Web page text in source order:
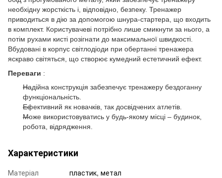
необхідну жорсткість і, відповідно, безпеку. Тренажер
приводиться в дію за допомогою шнура-стартера, що входить
в комплект. Користувачеві потрібно лише смикнути за нього, а
потім рухами кисті розігнати до максимальної швидкості.
Вбудовані в корпус світлодіоди при обертанні тренажера
яскраво світяться, що створює кумедний естетичний ефект.
Переваги :
Надійна конструкція забезпечує тренажеру бездоганну
функціональність.
Ефективний як новачків, так досвідчених атлетів.
Може використовуватись у будь-якому місці – будинок,
робота, відрядження.
Характеристики
Матеріал пластик, метал